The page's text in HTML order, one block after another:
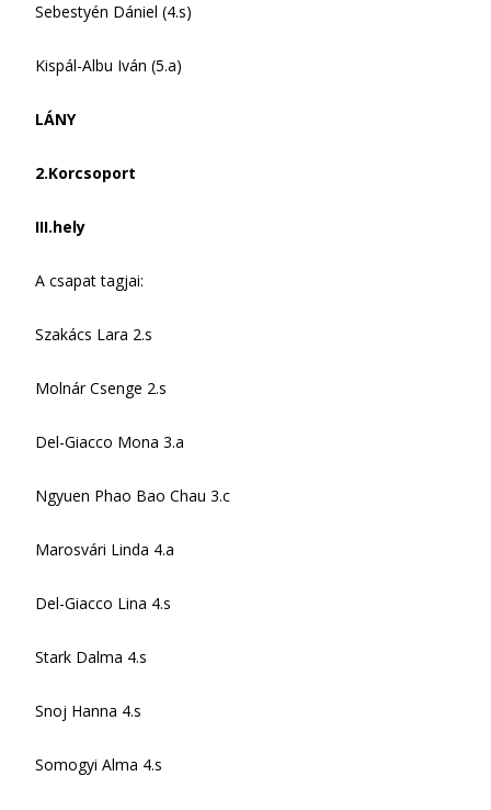
Sebestyén Dániel (4.s)
Kispál-Albu Iván (5.a)
LÁNY
2.Korcsoport
III.hely
A csapat tagjai:
Szakács Lara 2.s
Molnár Csenge 2.s
Del-Giacco Mona 3.a
Ngyuen Phao Bao Chau 3.c
Marosvári Linda 4.a
Del-Giacco Lina 4.s
Stark Dalma 4.s
Snoj Hanna 4.s
Somogyi Alma 4.s